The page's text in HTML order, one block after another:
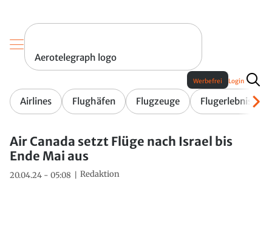
Aerotelegraph logo
Airlines Flughäfen Flugzeuge Flugerlebnis
Werbefrei Login
Air Canada setzt Flüge nach Israel bis
Ende Mai aus
20.04.24 - 05:08 Redaktion